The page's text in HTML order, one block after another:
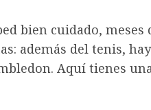
bien cuidado, meses
además del tenis,
Aquí tienes